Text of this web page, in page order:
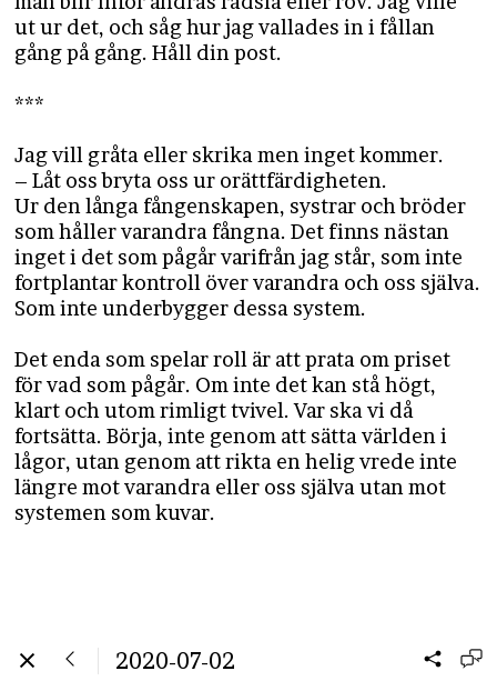
ut ur det, och såg hur jag vallades in i fållan
gång på gång. Håll din post.
***
Jag vill gråta eller skrika men inget kommer.
– Låt oss bryta oss ur orättfärdigheten.
Ur den långa fångenskapen, systrar och bröder
som håller varandra fångna. Det finns nästan
inget i det som pågår varifrån jag står, som inte
fortplantar kontroll över varandra och oss själva.
Som inte underbygger dessa system.
Det enda som spelar roll är att prata om priset
för vad som pågår. Om inte det kan stå högt,
klart och utom rimligt tvivel. Var ska vi då
fortsätta. Börja, inte genom att sätta världen i
lågor, utan genom att rikta en helig vrede inte
längre mot varandra eller oss själva utan mot
systemen som kuvar.
2020-07-02